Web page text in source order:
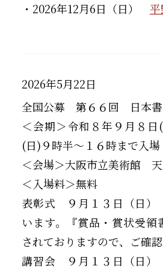
・2026年12月6日（日）
2026年5月22日
全国公募 第６６回 日本書
＜会期＞令和８年９月８
(日)９時半～１６時まで入場
＜会場＞大阪市立美術館
＜入場料＞無料
表彰式 ９月１３日（日
います。『賞品・賞状受領
されておりますので、ご確認
講習会 ９月１３日（日）